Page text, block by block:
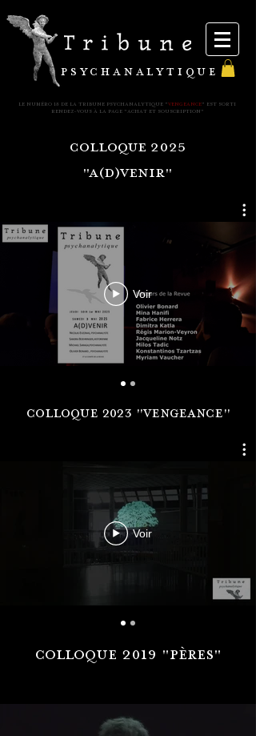
PSYCHANALYTIQUE
le NUMéRO 18 DE LA TRIBUNE PSYCHANALYTIQUE "VENGEANCE" est sorti
REndez-vous à la page "achat et souscription "
colloque 2025
"A(d)Venir"
Voir
colloque 2023 "Vengeance"
Voir
colloque 2019 "Pères"